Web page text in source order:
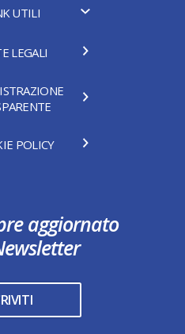
UTILI
LEGALI
POLICY
aggiornato